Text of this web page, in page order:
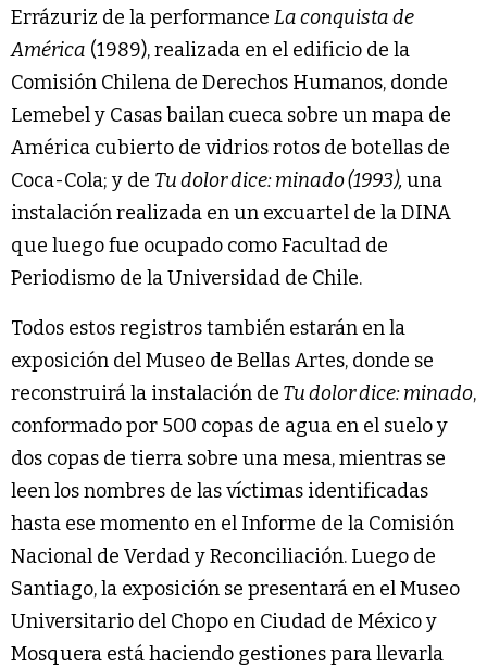
Errázuriz de la performance La conquista de
América (1989), realizada en el edificio de la
Comisión Chilena de Derechos Humanos, donde
Lemebel y Casas bailan cueca sobre un mapa de
América cubierto de vidrios rotos de botellas de
Coca-Cola; y de Tu dolor dice: minado (1993), una
instalación realizada en un excuartel de la DINA
que luego fue ocupado como Facultad de
Periodismo de la Universidad de Chile.
Todos estos registros también estarán en la
exposición del Museo de Bellas Artes, donde se
reconstruirá la instalación de Tu dolor dice: minado,
conformado por 500 copas de agua en el suelo y
dos copas de tierra sobre una mesa, mientras se
leen los nombres de las víctimas identificadas
hasta ese momento en el Informe de la Comisión
Nacional de Verdad y Reconciliación. Luego de
Santiago, la exposición se presentará en el Museo
Universitario del Chopo en Ciudad de México y
Mosquera está haciendo gestiones para llevarla